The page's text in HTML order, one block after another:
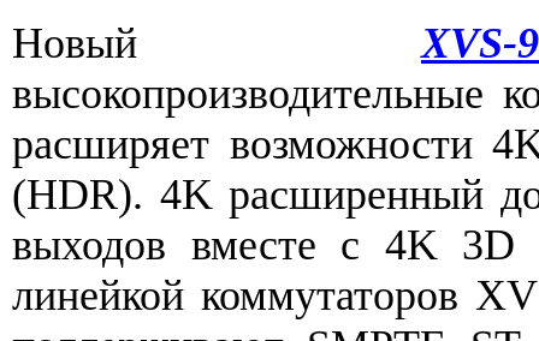
Новый
XVS-
высокопроизводительные
расширяет возможности
(HDR). 4K расширенный
выходов вместе с 4K
линейкой коммутаторов